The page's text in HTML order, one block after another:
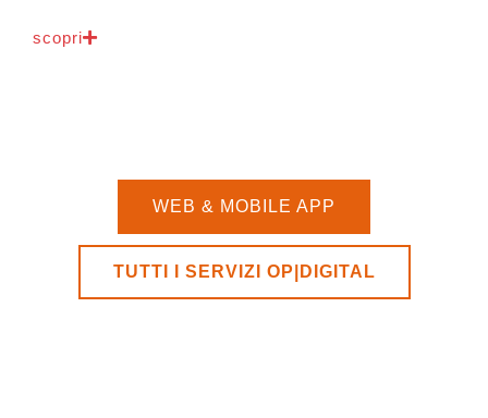
scopri
WEB & MOBILE APP
TUTTI I SERVIZI OP|DIGITAL